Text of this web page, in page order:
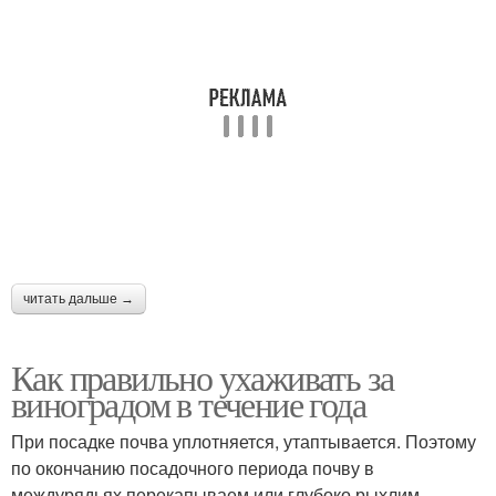
читать дальше →
Как правильно ухаживать за
виноградом в течение года
При посадке почва уплотняется, утаптывается. Поэтому
по окончанию посадочного периода почву в